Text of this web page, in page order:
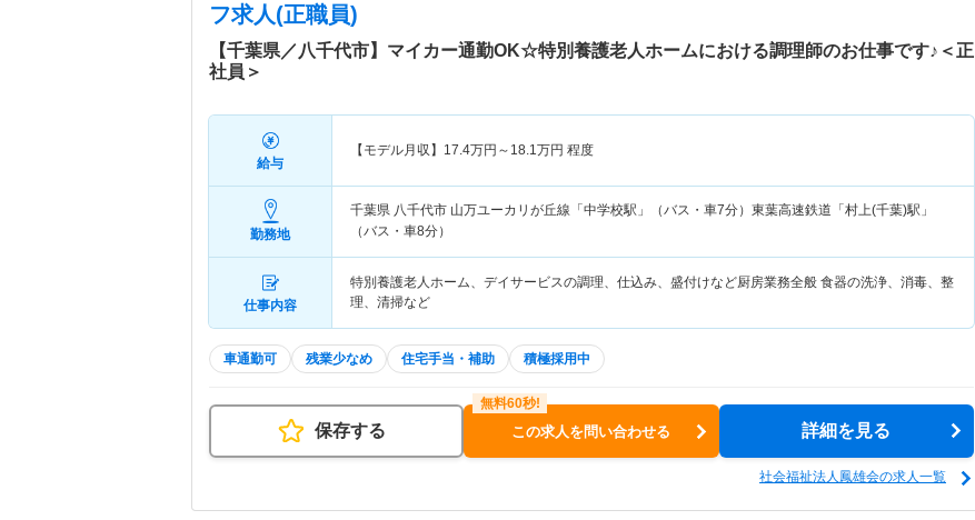
フ求人(正職員)
【千葉県／八千代市】マイカー通勤OK☆特別養護老人ホームにおける調理師のお仕事です♪＜正
社員＞
給与
【モデル月収】 17.4万円～ 18.1万円 程度
勤務地
千葉県 八千代市 山万ユーカリが丘線「中学校駅」（バス・車7分）東葉高速鉄道「村上(千葉)駅」
（バス・車8分）
仕事内容
特別養護老人ホーム、デイサービスの調理、仕込み、盛付けなど厨房業務全般 食器の洗浄、消毒、整
理、清掃など
車通勤可 残業少なめ 住宅手当・補助 積極採用中
保存する この求人を問い合わせる 詳細を見る
社会福祉法人鳳雄会の求人一覧